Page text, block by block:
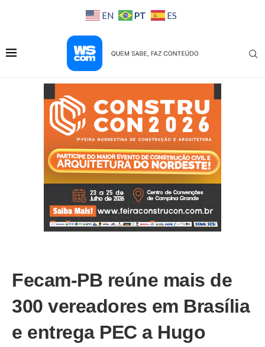
EN PT ES
Fecam-PB reúne mais de
300 vereadores em Brasília
e entrega PEC a Hugo